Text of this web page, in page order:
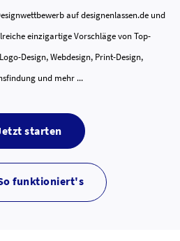
auf designenlassen.de und
einzigartige Vorschläge von Top-
Design, Webdesign, Print-Design,
und mehr ...
Jetzt starten
funktioniert's